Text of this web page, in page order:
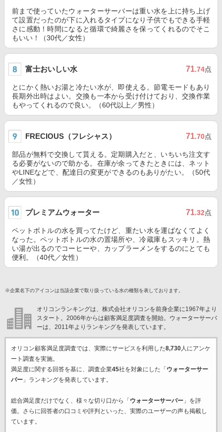
前まで使っていたウォーターサーバーは重い水を上に持ち上げ
て設置だったのが下に入れるタイプになり子供でもできる手軽
さに感動！時間になると循環で綺麗さを保ってくれるのでそこ
もいい！（30代／女性）
富士おいしい水 71.74点
とにかく熱いお湯と冷たい水が、即使える。節電モードもあり
長期外出時はよい。交換も一本から受け付けており、交換作業
もやってくれるので良い。（60代以上／男性）
FRECIOUS（フレシャス） 71.70点
部品が無料で交換して貰える。定期購入だと、いちいち注文す
る必要がないので助かる。在庫が余ってきたときには、ネット
やLINEなどで、配達日の変更ができるのもありがたい。（50代
／女性）
プレミアムウォーター 71.32点
ペットボトルの水を買ってたけど、重たい水を運ばなくてよく
なった。ペットボトルの水の置場所や、冷蔵庫もスッキリ。熱
い湯が出るのでコーヒーや、カップラーメンをするのにとても
便利。（40代／女性）
※企業名下のアイコンは当該企業で取り扱っている水の種類を表しております。
オリコンランキングは、株式会社オリコンを前身企業に1967年より
スタート。2006年からは顧客満足度調査を開始。ウォーターサーバ
ーは、2011年よりランキングを発表しています。
オリコン顧客満足度調査では、実際にサービスを利用した8,730人にアンケ
ート調査を実施。
満足度に関する回答を基に、調査企業45社を対象にした「 ウォーターサー
バー」ランキングを発表しています。
総合満足度だけでなく、様々な切り口から「 ウォーターサーバー」を評
価。さらに回答者の口コミや評判といった、実際のユーザーの声も掲載し
ています。